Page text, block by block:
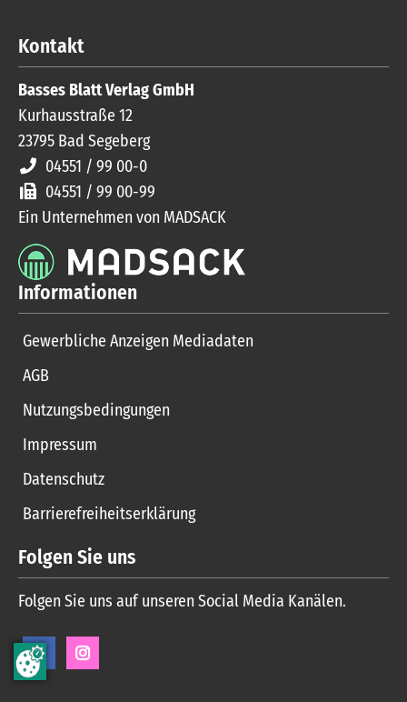
Kontakt
Basses Blatt Verlag GmbH
Kurhausstraße 12
23795 Bad Segeberg
04551 / 99 00-0
04551 / 99 00-99
Ein Unternehmen von MADSACK
Informationen
Gewerbliche Anzeigen Mediadaten
AGB
Nutzungsbedingungen
Impressum
Datenschutz
Barrierefreiheitserklärung
Folgen Sie uns
Folgen Sie uns auf unseren Social Media Kanälen.